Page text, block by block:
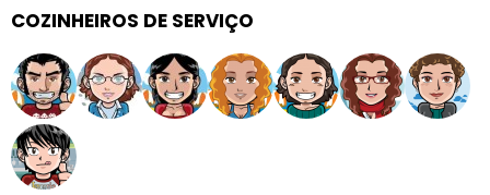
COZINHEIROS DE SERVIÇO